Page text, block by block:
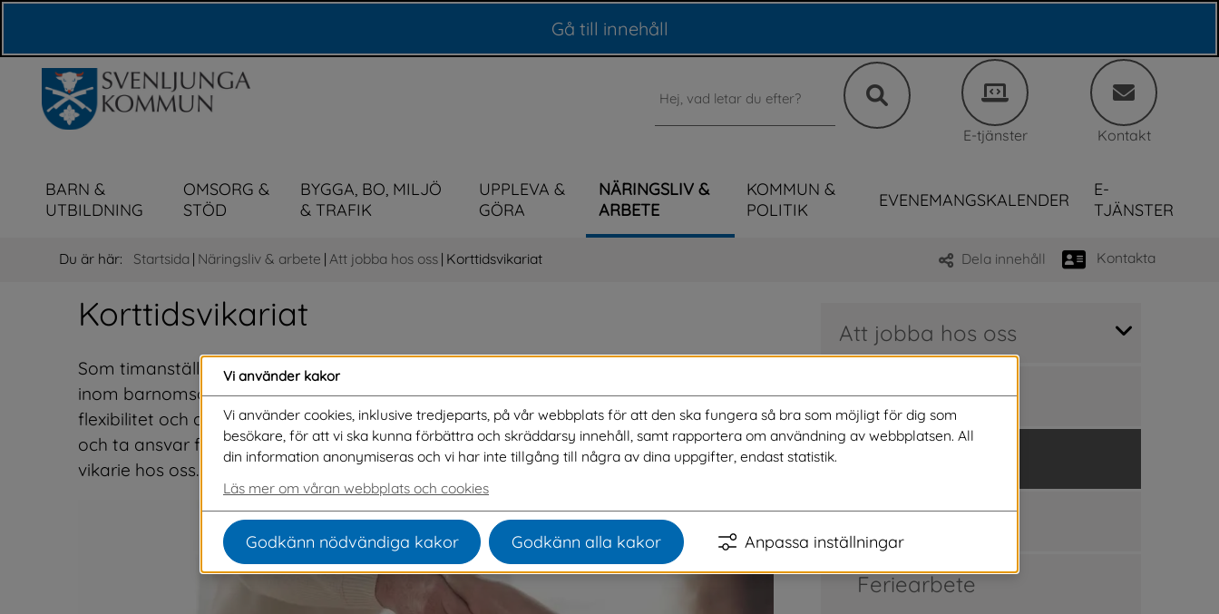
Gå till innehåll
Sök
E-tjänster Kontakt
BARN &
UTBILDNING
OMSORG &
STÖD
BYGGA, BO, MILJÖ
& TRAFIK
UPPLEVA &
GÖRA
NÄRINGSLIV &
ARBETE
KOMMUN &
POLITIK
EVENEMANGSKALENDER
E-
TJÄNSTER
Du är här: Startsida | Näringsliv & arbete | Att jobba hos oss | Korttidsvikariat Dela innehåll Kontakta
Korttidsvikariat
Som timanställd vikarie ska du med kort varsel kunna arbeta på våra olika enheter
inom barnomsorg, skola eller vård och omsorg. Arbetet som vikarie kräver stor
flexibilitet och att du samarbetar bra med andra. Du ska också kunna ta egna initiativ
och ta ansvar för ditt arbete. På denna sida får du reda på hur du ansöker om att bli
vikarie hos oss.
Att jobba hos oss
Lediga jobb
Feriearbete
Vi använder kakor
Vi använder cookies, inklusive tredjeparts, på vår webbplats för att den ska fungera så bra som möjligt för dig som
besökare, för att vi ska kunna förbättra och skräddarsy innehåll, samt rapportera om användning av webbplatsen. All
din information anonymiseras och vi har inte tillgång till några av dina uppgifter, endast statistik.
Läs mer om våran webbplats och cookies
Godkänn nödvändiga kakor Godkänn alla kakor Anpassa inställningar